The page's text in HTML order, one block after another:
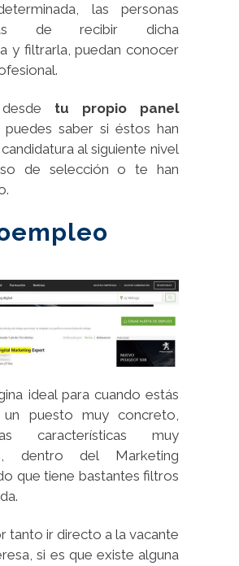
las personas
de recibir dicha
y filtrarla, puedan conocer
tu propio panel
puedes saber si éstos han
al siguiente nivel
de selección o te han
ideal para cuando estás
un puesto muy concreto,
características muy
dentro del Marketing
que tiene bastantes filtros
tanto ir directo a la vacante
si es que existe alguna